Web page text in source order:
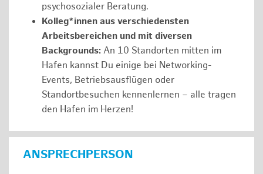
psychosozialer Beratung.
Kolleg*innen aus verschiedensten
Arbeitsbereichen und mit diversen
Backgrounds: An 10 Standorten mitten im
Hafen kannst Du einige bei Networking-
Events, Betriebsausflügen oder
Standortbesuchen kennenlernen – alle tragen
den Hafen im Herzen!
ANSPRECHPERSON